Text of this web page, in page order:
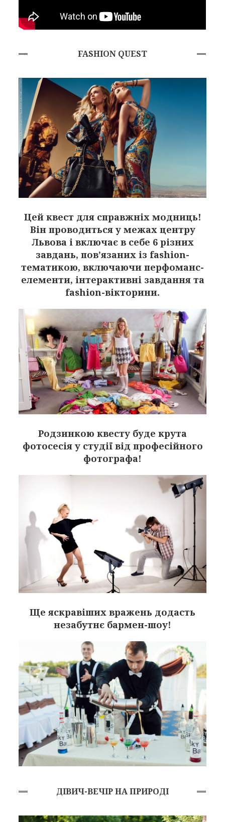
FASHION QUEST
Цей квест для справжніх модниць!
Він проводиться у межах центру
Львова і включає в себе 6 різних
завдань, пов’язаних із fashion-
тематикою, включаючи перфоманс-
елементи, інтерактивні завдання та
fashion-вікторини.
Родзинкою квесту буде крута
фотосесія у студії від професійного
фотографа!
Ще яскравіших вражень додасть
незабутнє бармен-шоу!
ДІВИЧ-ВЕЧІР НА ПРИРОДІ